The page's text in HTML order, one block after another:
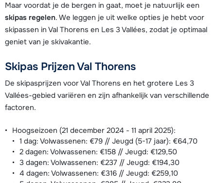
Maar voordat je de bergen in gaat, moet je natuurlijk een
skipas regelen. We leggen je uit welke opties je hebt voor
skipassen in Val Thorens en Les 3 Vallées, zodat je optimaal
geniet van je skivakantie.
Skipas Prijzen Val Thorens
De skipasprijzen voor Val Thorens en het grotere Les 3
Vallées-gebied variëren en zijn afhankelijk van verschillende
factoren.
Hoogseizoen (21 december 2024 - 11 april 2025):
1 dag: Volwassenen: €79 // Jeugd (5-17 jaar): €64,70
2 dagen: Volwassenen: €158 // Jeugd: €129,50
3 dagen: Volwassenen: €237 // Jeugd: €194,30
4 dagen: Volwassenen: €316 // Jeugd: €259,10